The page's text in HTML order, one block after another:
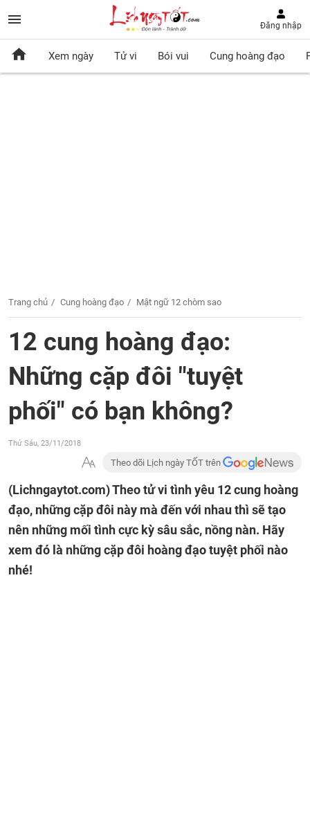
Đăng nhập
Xem ngày Tử vi Bói vui Cung hoàng đạo
Trang chủ Cung hoàng đạo Mật ngữ 12 chòm sao
12 cung hoàng đạo:
Những cặp đôi "tuyệt
phối" có bạn không?
Thứ Sáu, 23/11/2018
Theo dõi Lịch ngày TỐT trên
(Lichngaytot.com)Theo tử vi tình yêu 12 cung hoàng
đạo, những cặp đôi này mà đến với nhau thì sẽ tạo
nên những mối tình cực kỳ sâu sắc, nồng nàn. Hãy
xem đó là những cặp đôi hoàng đạo tuyệt phối nào
nhé!